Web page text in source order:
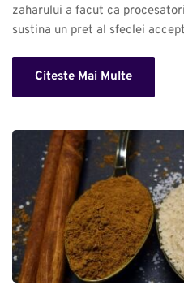
zaharului a facut ca
sustina un pret al sfeclei
Citeste Mai Multe